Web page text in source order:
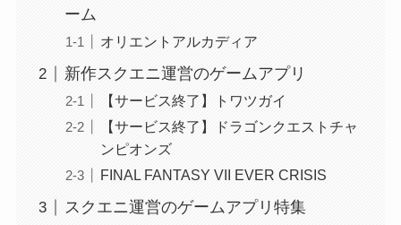
ーム
オリエントアルカディア
新作スクエニ運営のゲームアプリ
【サービス終了】トワツガイ
【サービス終了】ドラゴンクエストチャ
ンピオンズ
FINAL FANTASY VII EVER CRISIS
スクエニ運営のゲームアプリ特集